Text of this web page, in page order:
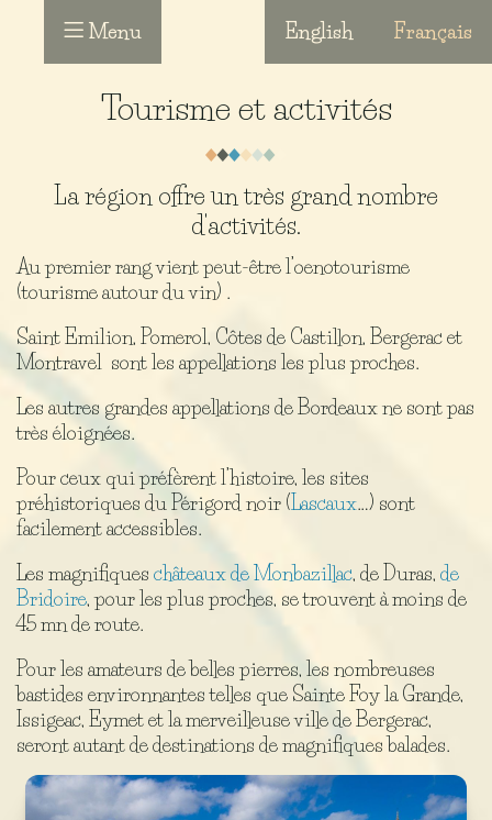
Menu English Français
Tourisme et activités
La région offre un très grand nombre
d'activités.
Au premier rang vient peut-être l’oenotourisme
(tourisme autour du vin) .
Saint Emilion, Pomerol, Côtes de Castillon, Bergerac et
Montravel sont les appellations les plus proches.
Les autres grandes appellations de Bordeaux ne sont pas
très éloignées.
Pour ceux qui préfèrent l’histoire, les sites
préhistoriques du Périgord noir (Lascaux…) sont
facilement accessibles.
Les magnifiques châteaux de Monbazillac, de Duras, de
Bridoire, pour les plus proches, se trouvent à moins de
45 mn de route.
Pour les amateurs de belles pierres, les nombreuses
bastides environnantes telles que Sainte Foy la Grande,
Issigeac, Eymet et la merveilleuse ville de Bergerac,
seront autant de destinations de magnifiques balades.